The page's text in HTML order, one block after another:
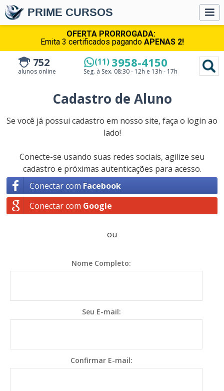
OFERTA PRORROGADA:
Emita 3 certificados pagando APENAS 2!
PRIME CURSOS
752
alunos online
(11) 3958-4150
Seg. à Sex. 08:30 - 12h e 13h - 17h
Cadastro de Aluno
Se você já possui cadastro em nosso site, faça o login ao
lado!
Conecte-se usando suas redes sociais, agilize seu
cadastro e próximas autenticações para acesso.
Conectar com Facebook
Conectar com Google
ou
Nome Completo:
Seu E-mail:
Confirmar E-mail: